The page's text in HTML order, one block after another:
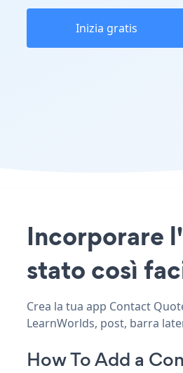
Inizia gratis
Incorporare
stato così
Crea la tua app Contact
LearnWorlds, post, barra
How To Add a